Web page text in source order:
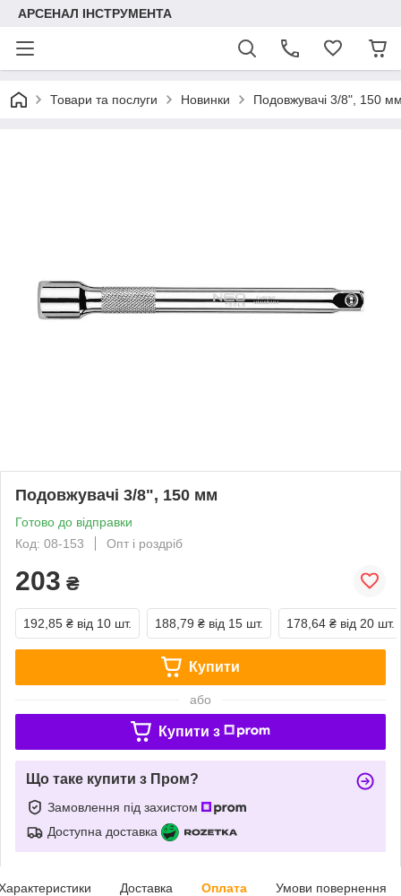
АРСЕНАЛ ІНСТРУМЕНТА
Товари та послуги Новинки Подовжувачі 3/8", 150
Подовжувачі 3/8", 150 мм
Готово до відправки
Код: 08-153
Опт і роздріб
203 ₴
192,85 ₴ від 10 шт. 188,79 ₴ від 15 шт. 178,64 ₴ від 20 шт.
Купити
або
Купити з
Що таке купити з Пром?
Замовлення під захистом
Доступна доставка
Доставка Оплата Умови повернення